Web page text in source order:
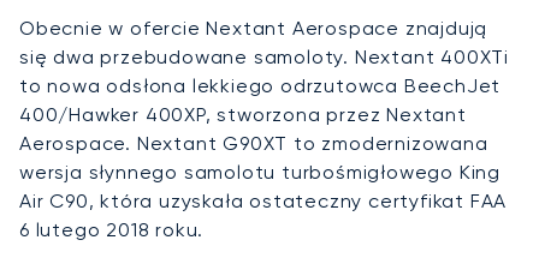
Obecnie w ofercie Nextant Aerospace znajdują
się dwa przebudowane samoloty. Nextant 400XTi
to nowa odsłona lekkiego odrzutowca BeechJet
400/Hawker 400XP, stworzona przez Nextant
Aerospace. Nextant G90XT to zmodernizowana
wersja słynnego samolotu turbośmigłowego King
Air C90, która uzyskała ostateczny certyfikat FAA
6 lutego 2018 roku.